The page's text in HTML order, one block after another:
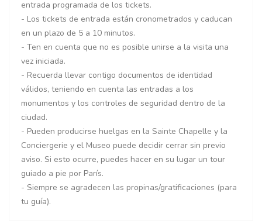
entrada programada de los tickets.
- Los tickets de entrada están cronometrados y caducan
en un plazo de 5 a 10 minutos.
- Ten en cuenta que no es posible unirse a la visita una
vez iniciada.
- Recuerda llevar contigo documentos de identidad
válidos, teniendo en cuenta las entradas a los
monumentos y los controles de seguridad dentro de la
ciudad.
- Pueden producirse huelgas en la Sainte Chapelle y la
Conciergerie y el Museo puede decidir cerrar sin previo
aviso. Si esto ocurre, puedes hacer en su lugar un tour
guiado a pie por París.
- Siempre se agradecen las propinas/gratificaciones (para
tu guía).